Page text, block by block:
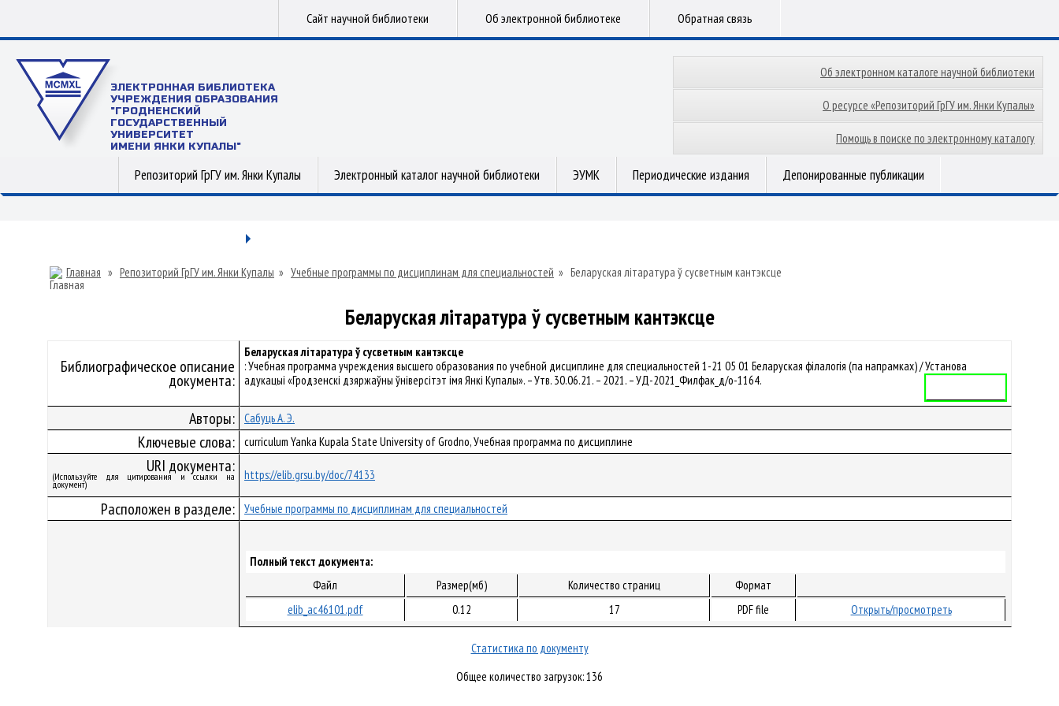
Сайт научной библиотеки Об электронной библиотеке Обратная связь
ЭЛЕКТРОННАЯ БИБЛИОТЕКА
УЧРЕЖДЕНИЯ ОБРАЗОВАНИЯ
"ГРОДНЕНСКИЙ
ГОСУДАРСТВЕННЫЙ
УНИВЕРСИТЕТ
ИМЕНИ ЯНКИ КУПАЛЫ"
Об электронном каталоге научной библиотеки
О ресурсе «Репозиторий ГрГУ им. Янки Купалы»
Помощь в поиске по электронному каталогу
Репозиторий ГрГУ им. Янки Купалы Электронный каталог научной библиотеки ЭУМК Периодические издания Депонированные публикации
Главная » Репозиторий ГрГУ им. Янки Купалы » Учебные программы по дисциплинам для специальностей » Беларуская літаратура ў сусветным кантэксце
Беларуская літаратура ў сусветным кантэксце
Библиографическое описание
документа:
Беларуская літаратура ў сусветным кантэксце
: Учебная программа учреждения высшего образования по учебной дисциплине для специальностей 1-21 05 01 Беларуская філалогія (па напрамках) / Установа
адукацыі «Гродзенскі дзяржаўны ўніверсітэт імя Янкі Купалы». – Утв. 30.06.21. – 2021. – УД-2021_Филфак_д/о-1164.
Авторы: Сабуць А. Э.
Ключевые слова: curriculum Yanka Kupala State University of Grodno, Учебная программа по дисциплине
URI документа:
(Используйте для цитирования и ссылки на
документ)
https://elib.grsu.by/doc/74133
Расположен в разделе: Учебные программы по дисциплинам для специальностей
Полный текст документа:
Файл
Размер(мб) Количество страниц
Формат
elib_ac46101.pdf
0.12 17 PDF file Открыть/просмотреть
Статистика по документу
Общее количество загрузок: 136